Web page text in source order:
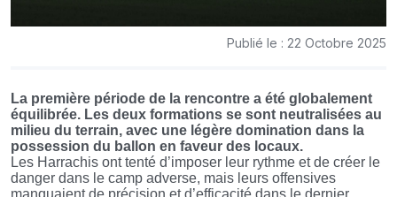
Publié le : 22 Octobre 2025
La première période de la rencontre a été globalement
équilibrée. Les deux formations se sont neutralisées au
milieu du terrain, avec une légère domination dans la
possession du ballon en faveur des locaux.
Les Harrachis ont tenté d’imposer leur rythme et de créer le
danger dans le camp adverse, mais leurs offensives
manquaient de précision et d’efficacité dans le dernier